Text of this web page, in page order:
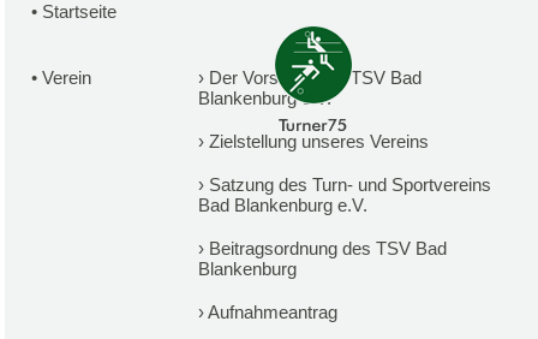
• Startseite
• Verein › Der Vorstand des TSV Bad
Blankenburg e.V.
› Zielstellung unseres Vereins
› Satzung des Turn- und Sportvereins
Bad Blankenburg e.V.
› Beitragsordnung des TSV Bad
Blankenburg
›Aufnahmeantrag